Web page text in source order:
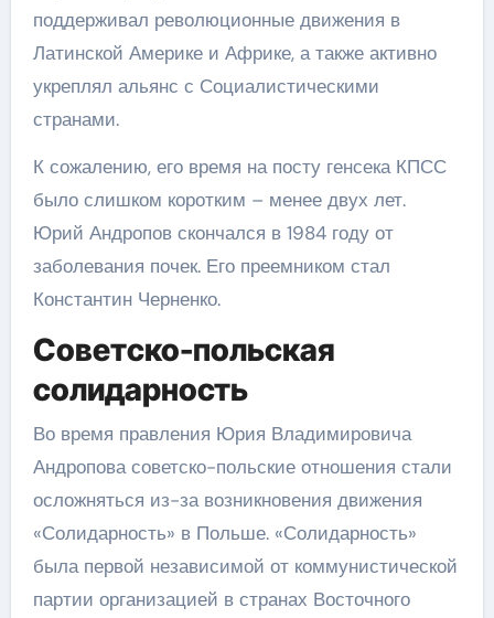
поддерживал революционные движения в
Латинской Америке и Африке, а также активно
укреплял альянс с Социалистическими
странами.
К сожалению, его время на посту генсека КПСС
было слишком коротким – менее двух лет.
Юрий Андропов скончался в 1984 году от
заболевания почек. Его преемником стал
Константин Черненко.
Советско-польская
солидарность
Во время правления Юрия Владимировича
Андропова советско-польские отношения стали
осложняться из-за возникновения движения
«Солидарность» в Польше. «Солидарность»
была первой независимой от коммунистической
партии организацией в странах Восточного